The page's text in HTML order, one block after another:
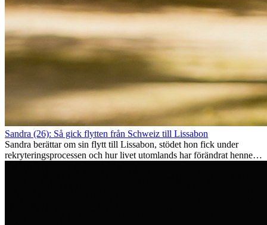
Sandra (26): Så gick flytten från Schweiz till Lissabon
Sandra berättar om sin flytt till Lissabon, stödet hon fick under
rekryteringsprocessen och hur livet utomlands har förändrat henne